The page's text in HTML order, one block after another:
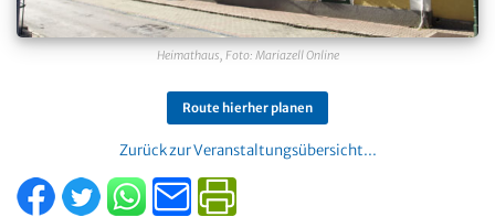
Heimathaus, Foto: Mariazell Online
Route hierher planen
Zurück zur Veranstaltungsübersicht...